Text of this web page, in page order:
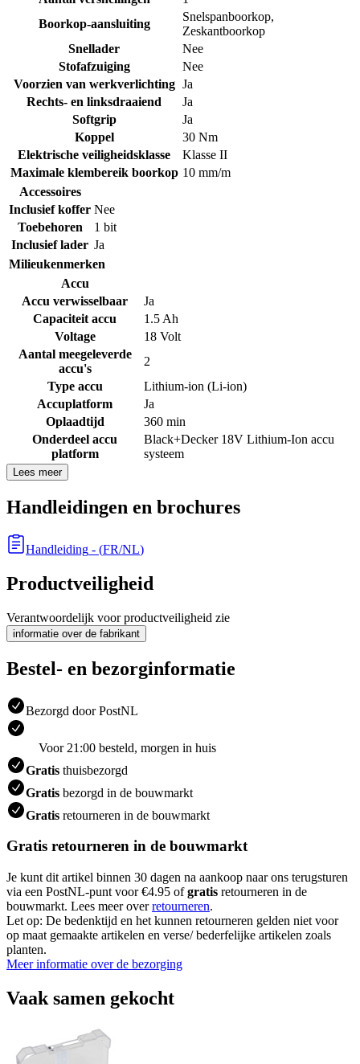
Boorkop-aansluiting
Snelspanboorkop,
Zeskantboorkop
Snellader
Nee
Stofafzuiging
Nee
Voorzien van werkverlichting Ja
Rechts- en linksdraaiend
Ja
Softgrip
Ja
Koppel
30 Nm
Elektrische veiligheidsklasse
Klasse II
Maximale klembereik boorkop 10 mm/m
Accessoires
Inclusief koffer Nee
Toebehoren
1 bit
Inclusief lader Ja
Milieukenmerken
Accu
Accu verwisselbaar
Ja
Capaciteit accu
1.5 Ah
Voltage
18 Volt
Aantal meegeleverde
accu's
2
Type accu
Lithium-ion (Li-ion)
Accuplatform
Ja
Oplaadtijd
360 min
Onderdeel accu
platform
Black+Decker 18V Lithium-Ion accu
systeem
Lees meer
Handleidingen en brochures
Handleiding - (FR/NL)
Productveiligheid
Verantwoordelijk voor productveiligheid zie
informatie over de fabrikant
Bestel- en bezorginformatie
Bezorgd door PostNL
Voor 21:00 besteld, morgen in huis
Gratis thuisbezorgd
Gratis bezorgd in de bouwmarkt
Gratis retourneren in de bouwmarkt
Gratis retourneren in de bouwmarkt
Je kunt dit artikel binnen 30 dagen na aankoop naar ons terugsturen
via een PostNL-punt voor €4.95 ofgratis retourneren in de
bouwmarkt. Lees meer overretourneren.
Let op: De bedenktijd en het kunnen retourneren gelden niet voor
op maat gemaakte artikelen en verse/ bederfelijke artikelen zoals
planten.
Meer informatie over de bezorging
Vaak samen gekocht